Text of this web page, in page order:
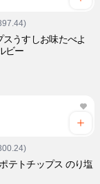
スうすしお味たべよ
ビー
テトチップス のり塩